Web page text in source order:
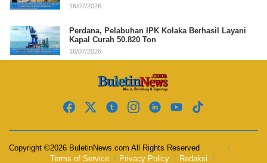
16/07/2026
Perdana, Pelabuhan IPK Kolaka Berhasil Layani
Kapal Curah 50.820 Ton
16/07/2026
Copyright ©2026 BuletinNews.com All Rights Reserved
Terms of Service
Privacy Policy Redaksi